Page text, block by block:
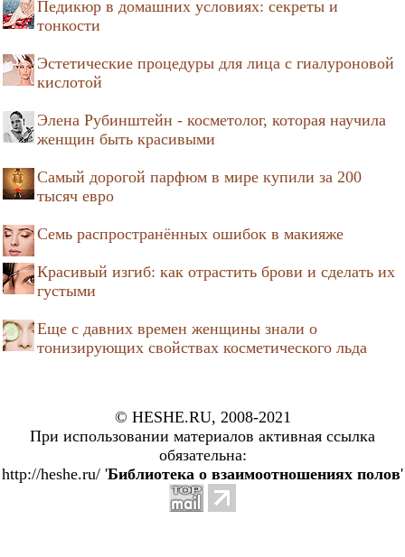
Педикюр в домашних условиях: секреты и
тонкости
Эстетические процедуры для лица с гиалуроновой
кислотой
Элена Рубинштейн - косметолог, которая научила
женщин быть красивыми
Самый дорогой парфюм в мире купили за 200
тысяч евро
Семь распространённых ошибок в макияже
Красивый изгиб: как отрастить брови и сделать их
густыми
Еще с давних времен женщины знали о
тонизирующих свойствах косметического льда
© HESHE.RU, 2008-2021
При использовании материалов активная ссылка
обязательна:
http://heshe.ru/ 'Библиотека о взаимоотношениях полов'